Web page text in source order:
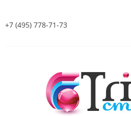
+7 (495) 778-71-73